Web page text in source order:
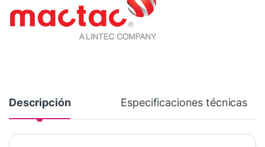
Descripción Especificaciones técnicas